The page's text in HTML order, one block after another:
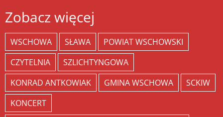
Zobacz więcej
WSCHOWA SŁAWA
POWIAT WSCHOWSKI
CZYTELNIA
SZLICHTYNGOWA
KONRAD ANTKOWIAK
GMINA WSCHOWA
SCKIW
KONCERT